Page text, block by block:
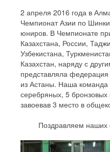
2 апреля 2016 года в
Чемпионат Азии по
юниров. В Чемпионате
Казахстана, России,
Узбекистана,
Казахстан, наряду с
представляла
из Астаны. Наша команда
серебряных, 5
завоевав 3 место в
Поздравляем наших